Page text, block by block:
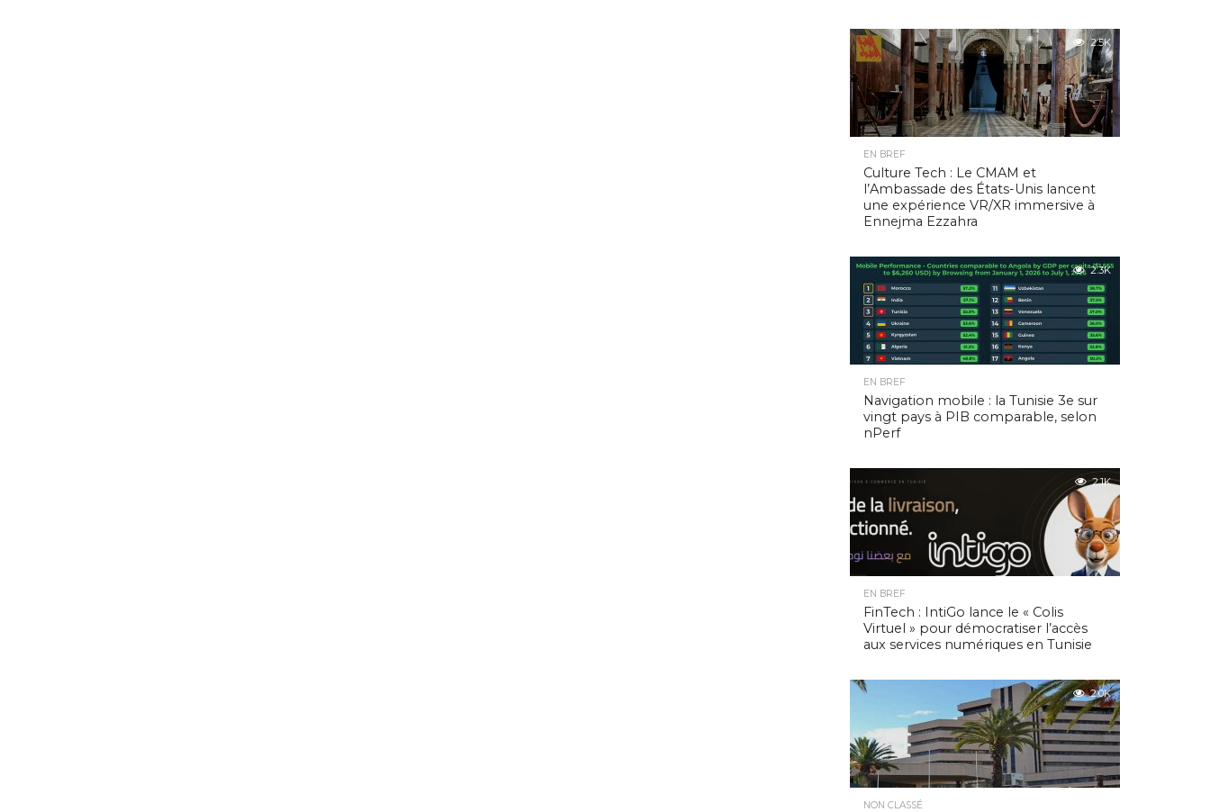
2.5K
EN BREF
Culture Tech : Le CMAM et
l’Ambassade des États-Unis lancent
une expérience VR/XR immersive à
Ennejma Ezzahra
2.3K
EN BREF
Navigation mobile : la Tunisie 3e sur
vingt pays à PIB comparable, selon
nPerf
2.1K
EN BREF
FinTech : IntiGo lance le « Colis
Virtuel » pour démocratiser l’accès
aux services numériques en Tunisie
2.0K
NON CLASSÉ